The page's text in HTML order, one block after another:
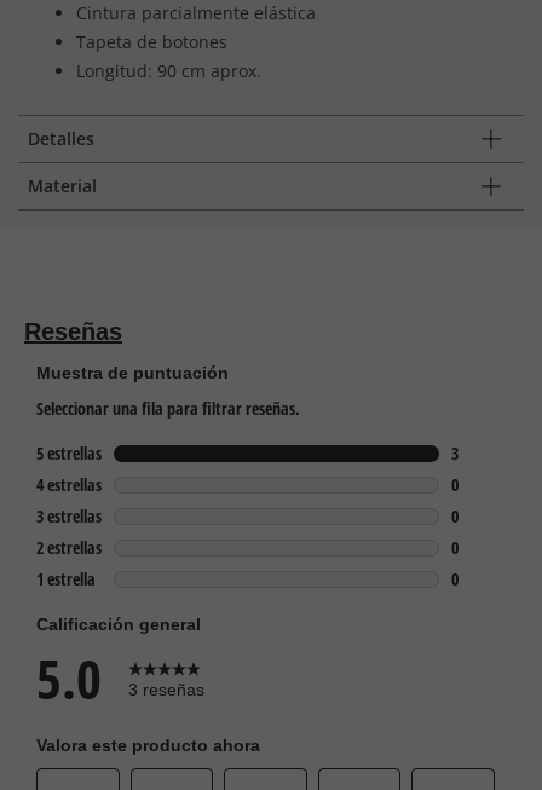
Cintura parcialmente elástica
Tapeta de botones
Longitud: 90 cm aprox.
Detalles
Material